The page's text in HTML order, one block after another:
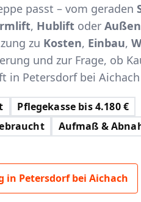
passt – vom geraden
, Hublift oder
zu Kosten, Einbau,
und zur Frage, ob
in Petersdorf bei
Pflegekasse bis 4.180 €
Aufmaß &
in Petersdorf bei Aichach